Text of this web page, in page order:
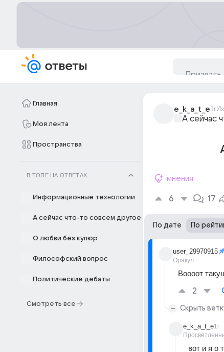
Главная
Моя лента
Пространства
В ТОПЕ НА ОТВЕТАХ
Информационные технологии
А сейчас что-то совсем другое
О любви без купюр
Философский вопрос
Политические дебаты
Смотреть все
e_k_a_t_e1г
А сейчас
мнения
6 17
По дате По
user_29970915
Оракул
Воооот
2
Скрыть
e_k_a_t_e1г
вот и я о